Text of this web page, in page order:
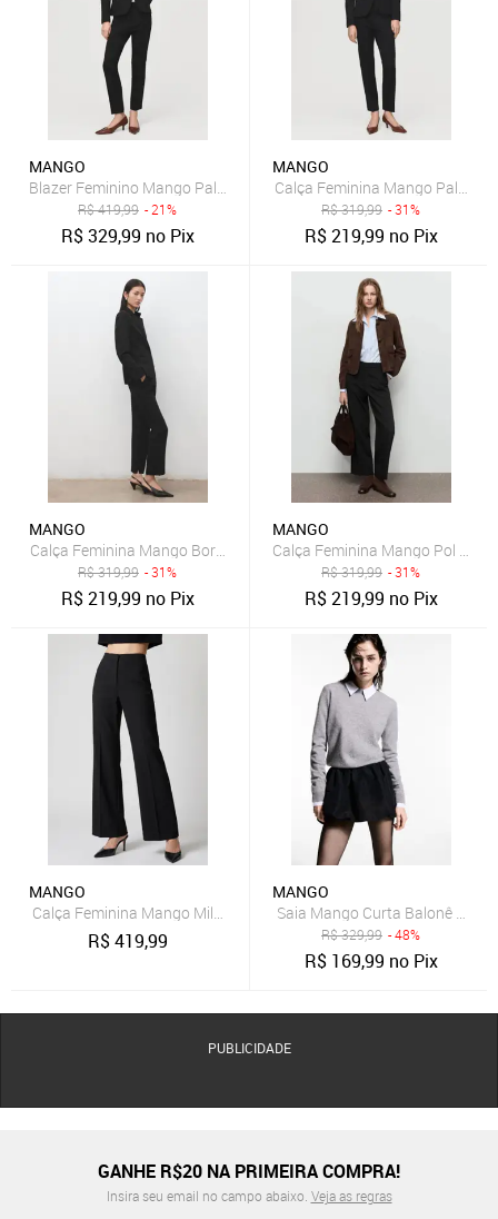
MANGO
Blazer Feminino Mango Paloma Preto
R$419,99 - 21%
R$329,99 no Pix
MANGO
Calça Feminina Mango Paloma
R$319,99 - 31%
R$219,99 no Pix
MANGO
Calça Feminina Mango Boreal Preta
R$319,99 - 31%
R$219,99 no Pix
MANGO
Calça Feminina Mango Pol Reta
R$319,99 - 31%
R$219,99 no Pix
MANGO
Calça Feminina Mango Milano Preta
R$419,99
MANGO
Saia Mango Curta Balonê Preta
R$329,99 - 48%
R$ 169,99 no Pix
PUBLICIDADE
GANHE R$20 NA PRIMEIRA COMPRA!
Insira seu email no campo abaixo. Veja as regras